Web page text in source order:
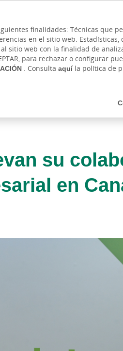
finalidades: Técnicas que
en el sitio web.
sitio web con la finalidad de
para rechazar o configurar
. Consulta aquíla política de
su
en